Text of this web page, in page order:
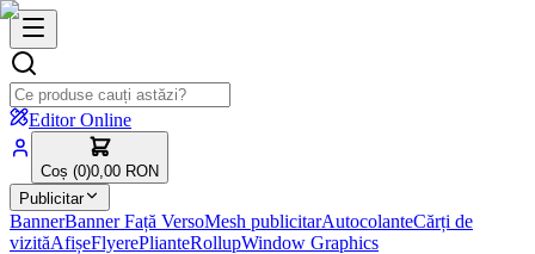
Editor Online
Coș (0)0,00 RON
Publicitar
BannerBanner Față VersoMesh publicitarAutocolanteCărți de
vizităAfișeFlyerePlianteRollupWindow Graphics